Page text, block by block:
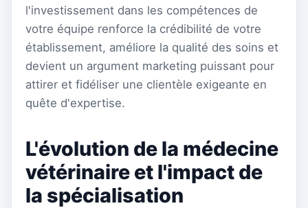
l'investissement dans les compétences de
votre équipe renforce la crédibilité de votre
établissement, améliore la qualité des soins et
devient un argument marketing puissant pour
attirer et fidéliser une clientèle exigeante en
quête d'expertise.
L'évolution de la médecine
vétérinaire et l'impact de
la spécialisation